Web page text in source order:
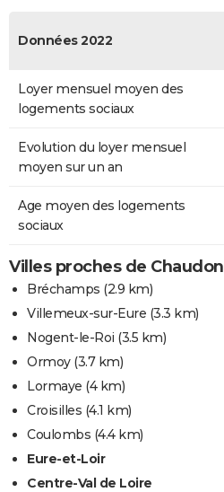
Données 2022
Loyer mensuel moyen des
logements sociaux
Evolution du loyer mensuel
moyen sur un an
Age moyen des logements
sociaux
Villes proches de Chaudon
Bréchamps (2.9 km)
Villemeux-sur-Eure (3.3 km)
Nogent-le-Roi (3.5 km)
Ormoy(3.7 km)
Lormaye (4 km)
Croisilles (4.1 km)
Coulombs (4.4 km)
Eure-et-Loir
Centre-Val de Loire